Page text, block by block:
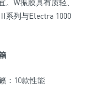
W振膜具有质轻、
系列与Electra 1000